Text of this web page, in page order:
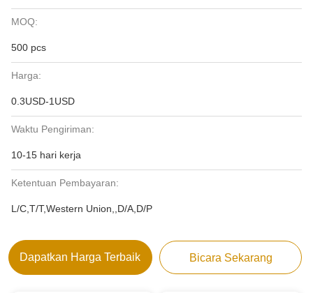
MOQ:
500 pcs
Harga:
0.3USD-1USD
Waktu Pengiriman:
10-15 hari kerja
Ketentuan Pembayaran:
L/C,T/T,Western Union,,D/A,D/P
Dapatkan Harga Terbaik Bicara Sekarang